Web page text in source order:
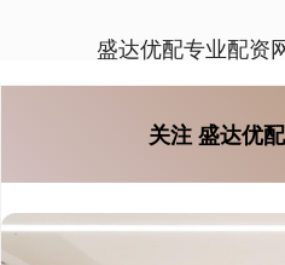
盛达优配专业配资
关注 盛达优